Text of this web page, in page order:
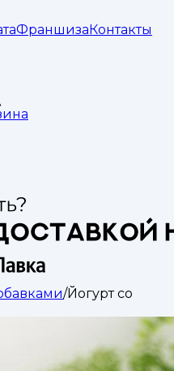
ФраншизаКонтакты
/Йогурт со